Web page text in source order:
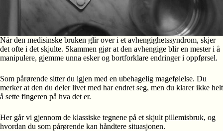
Når den medisinske bruken glir over i et avhengighetssyndrom, skjer
det ofte i det skjulte. Skammen gjør at den avhengige blir en mester i å
manipulere, gjemme unna esker og bortforklare endringer i oppførsel.
Som pårørende sitter du igjen med en ubehagelig magefølelse. Du
merker at den du deler livet med har endret seg, men du klarer ikke helt
å sette fingeren på hva det er.
Her går vi gjennom de klassiske tegnene på et skjult pillemisbruk, og
hvordan du som pårørende kan håndtere situasjonen.